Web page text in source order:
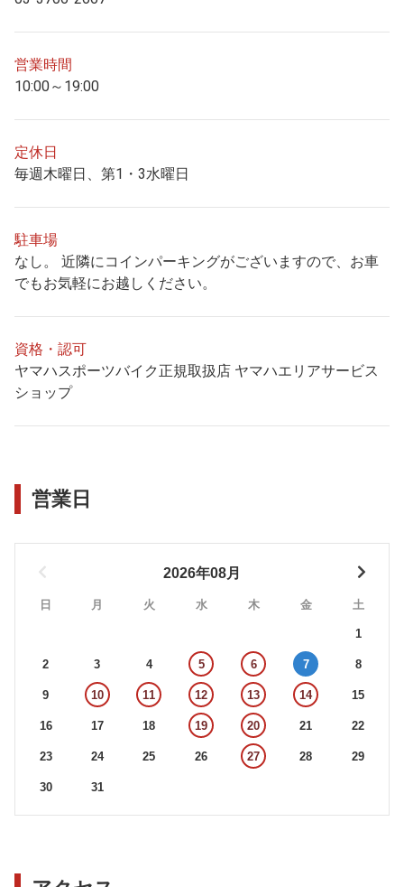
営業時間
10:00～19:00
定休日
毎週木曜日、第1・3水曜日
駐車場
なし。 近隣にコインパーキングがございますので、お車
でもお気軽にお越しください。
資格・認可
ヤマハスポーツバイク正規取扱店 ヤマハエリアサービス
ショップ
営業日
2026年08月
日 月 火 水 木 金 土
1
2 3 4 5 6 7 8
9 10 11 12 13 14 15
16 17 18 19 20 21 22
23 24 25 26 27 28 29
30 31